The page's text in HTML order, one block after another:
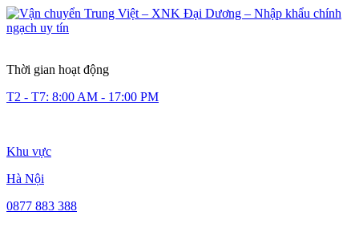
Thời gian hoạt động
T2 - T7: 8:00 AM - 17:00 PM
Khu vực
Hà Nội
0877 883 388